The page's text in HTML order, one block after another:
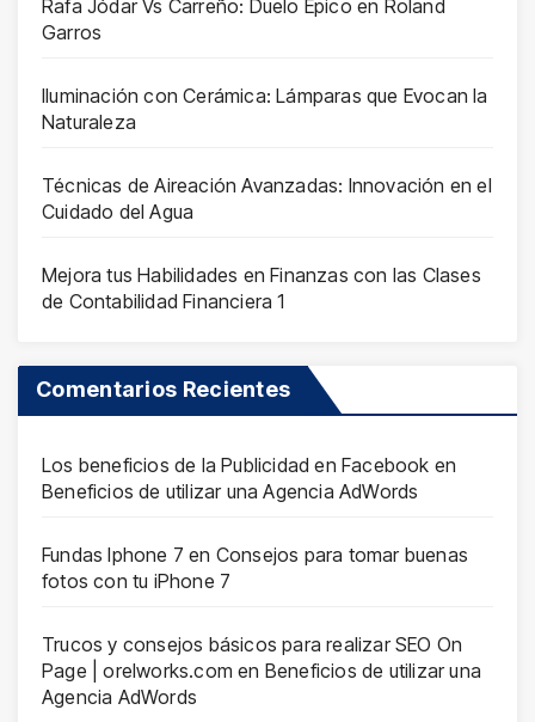
Rafa Jódar Vs Carreño: Duelo Épico en Roland
Garros
Iluminación con Cerámica: Lámparas que Evocan la
Naturaleza
Técnicas de Aireación Avanzadas: Innovación en el
Cuidado del Agua
Mejora tus Habilidades en Finanzas con las Clases
de Contabilidad Financiera 1
Comentarios Recientes
Los beneficios de la Publicidad en Facebook en
Beneficios de utilizar una Agencia AdWords
Fundas Iphone 7 en Consejos para tomar buenas
fotos con tu iPhone 7
Trucos y consejos básicos para realizar SEO On
Page | orelworks.com en Beneficios de utilizar una
Agencia AdWords